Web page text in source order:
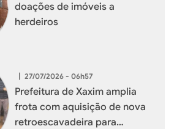
doações de imóveis a
herdeiros
| 27/07/2026 - 06h57
Prefeitura de Xaxim amplia
frota com aquisição de nova
retroescavadeira para